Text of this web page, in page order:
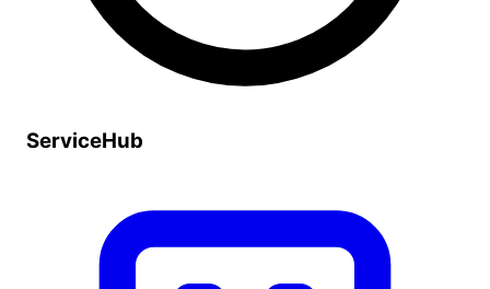
ServiceHub